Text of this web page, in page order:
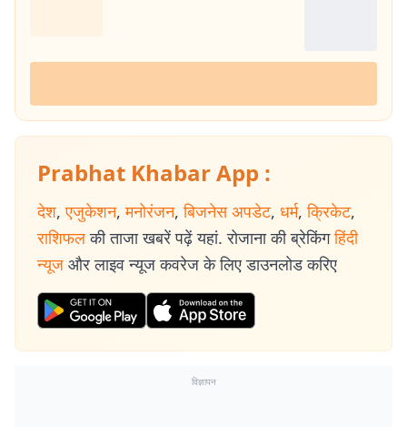
Prabhat Khabar App :
देश, एजुकेशन, मनोरंजन, बिजनेस अपडेट, धर्म, क्रिकेट,
राशिफल की ताजा खबरें पढ़ें यहां. रोजाना की ब्रेकिंग हिंदी
न्यूज और लाइव न्यूज कवरेज के लिए डाउनलोड करिए
विज्ञापन